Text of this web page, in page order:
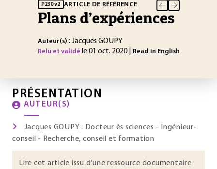
P230 v2 ARTICLE DE RÉFÉRENCE
Plans d’expériences
Auteur(s) : Jacques GOUPY
Relu et validé le 01 oct. 2020 | Read in English
PRÉSENTATION
AUTEUR(S)
Jacques GOUPY : Docteur ès sciences - Ingénieur-
conseil - Recherche, conseil et formation
Lire cet article issu d'une ressource documentaire